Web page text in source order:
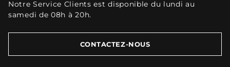
Notre Service Clients est disponible du lundi au
samedi de 08h à 20h.
CONTACTEZ-NOUS